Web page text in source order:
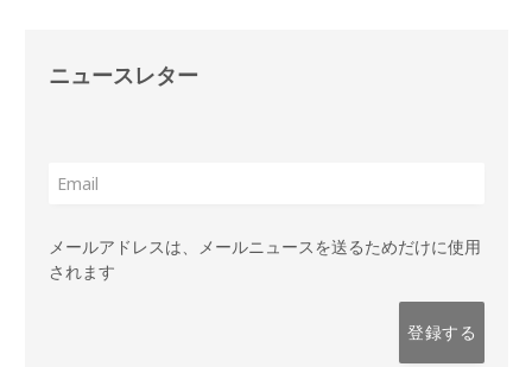
ニュースレター
メールアドレスは、メールニュースを送るためだけに使用
されます